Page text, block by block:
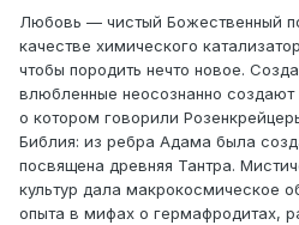
Любовь — чистый Божественный
качестве химического
чтобы породить нечто новое.
влюбленные неосознанно создают
о котором говорили
Библия: из ребра Адама была
посвящена древняя Тантра.
культур дала макрокосмическое
опыта в мифах о гермафродитах,